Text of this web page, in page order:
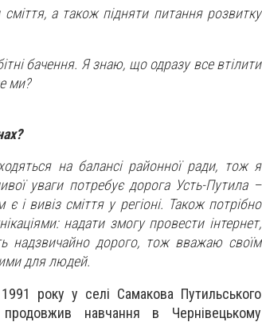
а також підняти питання розвитку
бачення. Я знаю, що одразу все втілити
ми?
на балансі районної ради, тож я
уваги потребує дорога Усть-Путила –
і вивіз сміття у регіоні. Також потрібно
надати змогу провести інтернет,
надзвичайно дорого, тож вважаю своїм
для людей.
року у селі Самакова Путильського
навчання в Чернівецькому